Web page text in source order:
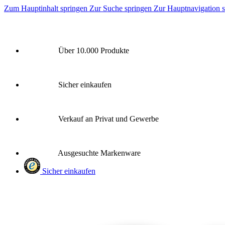
Zum Hauptinhalt springen Zur Suche springen Zur Hauptnavigation
Über 10.000 Produkte
Sicher einkaufen
Verkauf an Privat und Gewerbe
Ausgesuchte Markenware
Sicher einkaufen